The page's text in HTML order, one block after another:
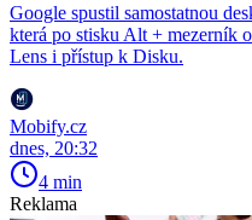
Google spustil samostatnou
která po stisku Alt + mezerník
Lens i přístup k Disku.
Mobify.cz
dnes, 20:32
4 min
Reklama